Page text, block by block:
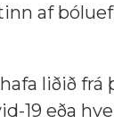
af
liðið frá
19 eða